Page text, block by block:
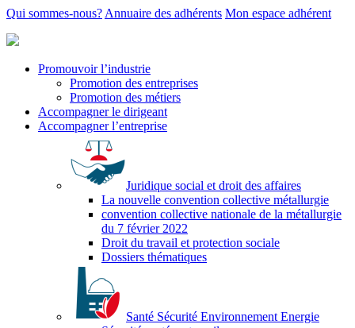
Qui sommes-nous? Annuaire des adhérents Mon espace adhérent
Promouvoir l’industrie
Promotion des entreprises
Promotion des métiers
Accompagner le dirigeant
Accompagner l’entreprise
Juridique social et droit des affaires
La nouvelle convention collective métallurgie
convention collective nationale de la métallurgie
du 7 février 2022
Droit du travail et protection sociale
Dossiers thématiques
Santé Sécurité Environnement Energie